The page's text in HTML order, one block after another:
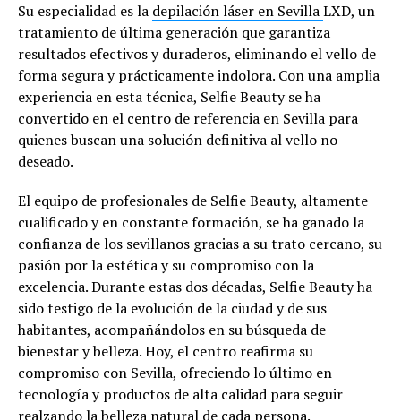
Su especialidad es la depilación láser en SevillaLXD, un
tratamiento de última generación que garantiza
resultados efectivos y duraderos, eliminando el vello de
forma segura y prácticamente indolora. Con una amplia
experiencia en esta técnica, Selfie Beauty se ha
convertido en el centro de referencia en Sevilla para
quienes buscan una solución definitiva al vello no
deseado.
El equipo de profesionales de Selfie Beauty, altamente
cualificado y en constante formación, se ha ganado la
confianza de los sevillanos gracias a su trato cercano, su
pasión por la estética y su compromiso con la
excelencia. Durante estas dos décadas, Selfie Beauty ha
sido testigo de la evolución de la ciudad y de sus
habitantes, acompañándolos en su búsqueda de
bienestar y belleza. Hoy, el centro reafirma su
compromiso con Sevilla, ofreciendo lo último en
tecnología y productos de alta calidad para seguir
realzando la belleza natural de cada persona.